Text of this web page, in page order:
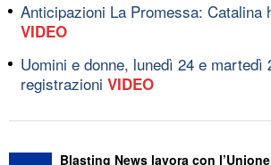
Anticipazioni La Promessa: Catalina
VIDEO
Uomini e donne, lunedì 24 e martedì
registrazioni VIDEO
Blasting News lavora con